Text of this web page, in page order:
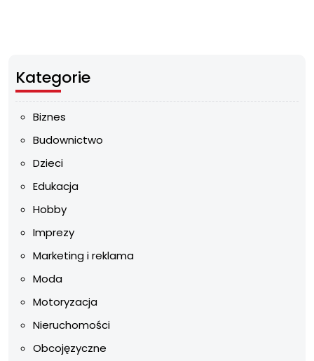
Kategorie
Biznes
Budownictwo
Dzieci
Edukacja
Hobby
Imprezy
Marketing i reklama
Moda
Motoryzacja
Nieruchomości
Obcojęzyczne